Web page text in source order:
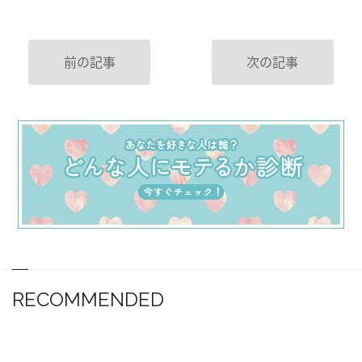
前の記事 次の記事
RECOMMENDED